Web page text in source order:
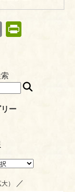
E
en
ー
） ／